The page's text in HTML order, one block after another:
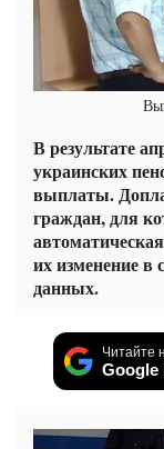
В результате
украинских
выплаты.
граждан, для
их изменение в
данных.
Читайте
Google